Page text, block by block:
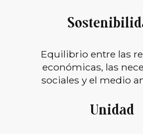
Equilibrio entre las
económicas, las
sociales y el medio
Unidad